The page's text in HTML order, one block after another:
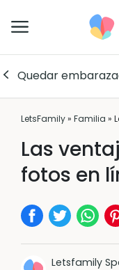
Quedar
LetsFamily» Familia »
Las
fotos en
Letsfamily